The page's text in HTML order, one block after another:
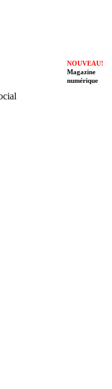
NOUVEAU!
Magazine
numérique